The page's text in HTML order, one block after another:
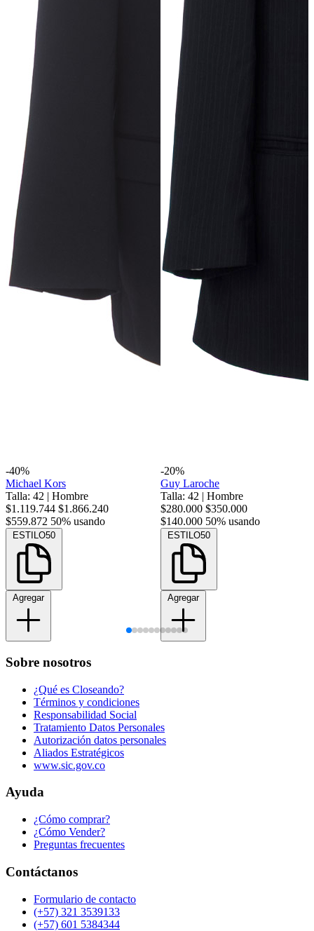
-40%
Michael Kors
Talla: 42 | Hombre
$1.119.744 $1.866.240
$559.872 50% usando
ESTILO50
Agregar
-20%
Guy Laroche
Talla: 42 | Hombre
$280.000 $350.000
$140.000 50% usando
ESTILO50
Agregar
Sobre nosotros
¿Qué es Closeando?
Términos y condiciones
Responsabilidad Social
Tratamiento Datos Personales
Autorización datos personales
Aliados Estratégicos
www.sic.gov.co
Ayuda
¿Cómo comprar?
¿Cómo Vender?
Preguntas frecuentes
Contáctanos
Formulario de contacto
(+57) 321 3539133
(+57) 601 5384344